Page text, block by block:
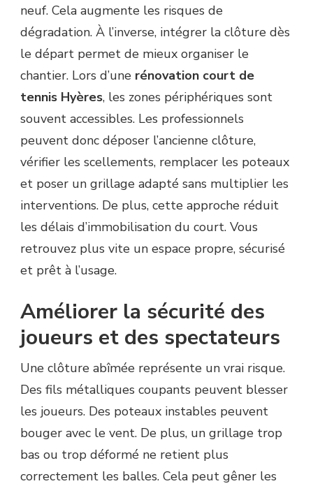
neuf. Cela augmente les risques de
dégradation. À l’inverse, intégrer la clôture dès
le départ permet de mieux organiser le
chantier. Lors d’une rénovation court de
tennis Hyères, les zones périphériques sont
souvent accessibles. Les professionnels
peuvent donc déposer l’ancienne clôture,
vérifier les scellements, remplacer les poteaux
et poser un grillage adapté sans multiplier les
interventions. De plus, cette approche réduit
les délais d’immobilisation du court. Vous
retrouvez plus vite un espace propre, sécurisé
et prêt à l’usage.
Améliorer la sécurité des
joueurs et des spectateurs
Une clôture abîmée représente un vrai risque.
Des fils métalliques coupants peuvent blesser
les joueurs. Des poteaux instables peuvent
bouger avec le vent. De plus, un grillage trop
bas ou trop déformé ne retient plus
correctement les balles. Cela peut gêner les